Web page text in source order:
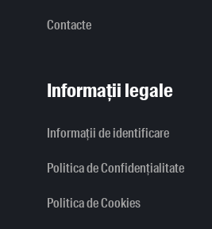
Contacte
Informații legale
Informaţii de identificare
Politica de Confidențialitate
Politica de Cookies